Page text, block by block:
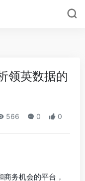
领英数据的
566 0 0
务机会的平台，